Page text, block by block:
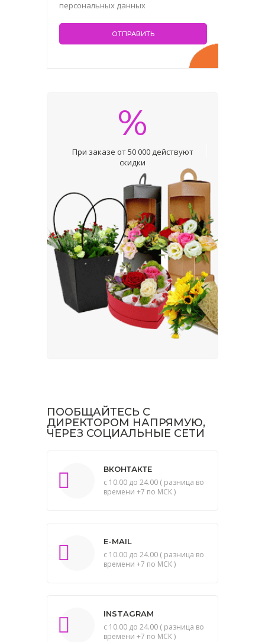
персональных данных
%
При заказе от 50 000 действуют
скидки
ПООБЩАЙТЕСЬ С
ДИРЕКТОРОМ НАПРЯМУЮ,
ЧЕРЕЗ СОЦИАЛЬНЫЕ СЕТИ
ВКОНТАКТЕ
с 10.00 до 24.00 ( разница во
времени +7 по МСК )
E-MAIL
с 10.00 до 24.00 ( разница во
времени +7 по МСК )
INSTAGRAM
с 10.00 до 24.00 ( разница во
времени +7 по МСК )